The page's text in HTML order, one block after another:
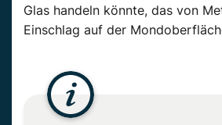
Glas handeln könnte, das von
Einschlag auf der